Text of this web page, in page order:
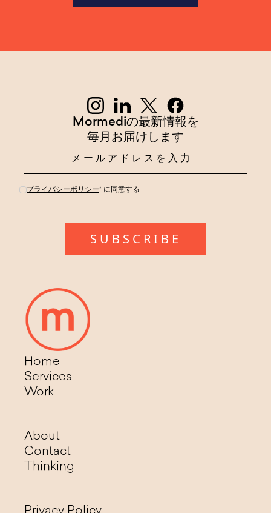
Home
Services
Work
About
Contact
Thinking
Mormediの最新情報を
毎月お届けします
プライバシーポリシー* に同意する